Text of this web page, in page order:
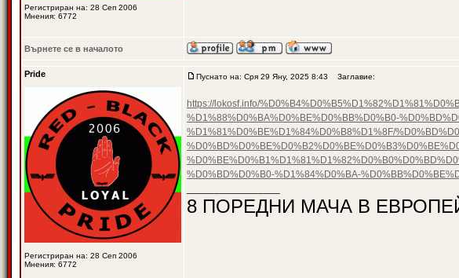
Регистриран на: 28 Сеп 2006
Мнения: 6772
Върнете се в началото
Pride
Регистриран на: 28 Сеп 2006
Мнения: 6772
Пуснато на: Сря 29 Яну, 2025 8:43 Заглавие:
https://lokosf.info/
%D1%88%D0%BA%D0%BE%D0%BB%D0%B0-
%D1%81%D0%BE%D1%84%D0%B8%D1%8F/
%D0%BD%D0%B0-%D1%84%D0%BA-
8 ПОРЕДНИ МАЧА В